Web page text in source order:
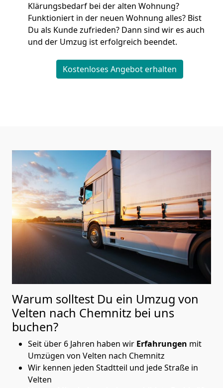
Klärungsbedarf bei der alten Wohnung?
Funktioniert in der neuen Wohnung alles? Bist
Du als Kunde zufrieden? Dann sind wir es auch
und der Umzug ist erfolgreich beendet.
Kostenloses Angebot erhalten
Warum solltest Du ein Umzug von
Velten nach Chemnitz bei uns
buchen?
Seit über 6 Jahren haben wir Erfahrungen mit
Umzügen von Velten nach Chemnitz
Wir kennen jeden Stadtteil und jede Straße in
Velten